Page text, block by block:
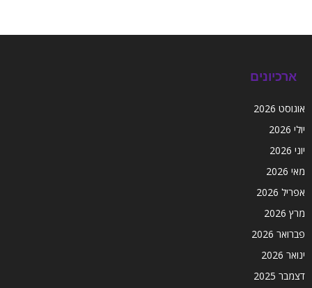
ארכיונים
אוגוסט 2026
יולי 2026
יוני 2026
מאי 2026
אפריל 2026
מרץ 2026
פברואר 2026
ינואר 2026
דצמבר 2025